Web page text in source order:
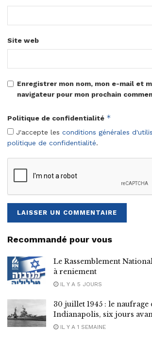
Site web
Enregistrer mon nom, mon e-mail et
navigateur pour mon prochain
Politique de confidentialité *
J'accepte les conditions générales
politique de confidentialité.
Recommandé pour vous
Le Rassemblement
à reniement
IL Y A 5 JOURS
30 juillet 1945 : le naufrage
Indianapolis, six jours
IL Y A 1 SEMAINE